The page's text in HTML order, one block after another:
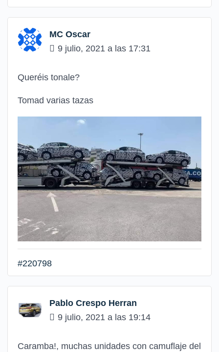
MC Oscar
9 julio, 2021 a las 17:31
Queréis tonale?
Tomad varias tazas
#220798
Pablo Crespo Herran
9 julio, 2021 a las 19:14
Caramba!, muchas unidades con camuflaje del